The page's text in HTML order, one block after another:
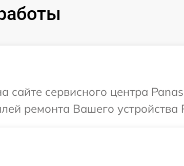
сайте сервисного центра
ремонта Вашего устройства